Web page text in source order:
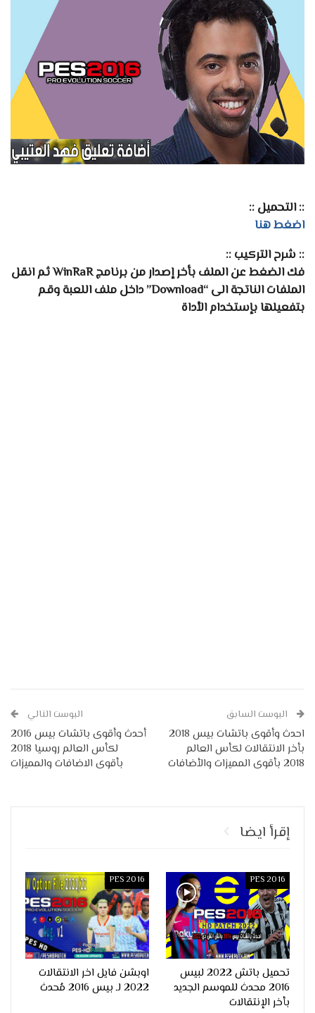
:: التحميل ::
اضغط هنا
:: شرح التركيب ::
فك الضغط عن الملف بأخر إصدار من برنامج WinRaR ثم انقل
الملفات الناتجة الى “Download” داخل ملف اللعبة وقم
بتفعيلها بإستخدام الأداة
البوست السابق
احدث وأقوى باتشات بيس 2018
بأخر الانتقالات لكأس العالم
2018 بأقوى المميزات والأضافات
البوست التالي
أحدث وأقوى باتشات بيس 2016
لكأس العالم روسيا 2018
بأقوى الاضافات والمميزات
إقرأ ايضا
PES 2016
تحميل باتش 2022 لبيس
2016 محدث للموسم الجديد
بأخر الإنتقالات
PES 2016
اوبشن فايل اخر الانتقالات
2022 لـ بيس 2016 مُحدث